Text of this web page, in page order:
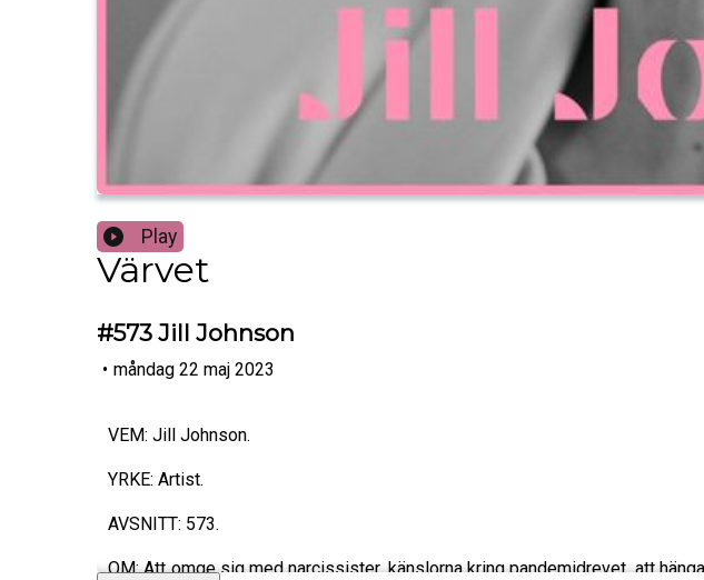
Play
Värvet
#573 Jill Johnson
• måndag 22 maj 2023
VEM: Jill Johnson.
YRKE: Artist.
AVSNITT: 573.
OM: Att omge sig med narcissister, känslorna kring pandemidrevet, att